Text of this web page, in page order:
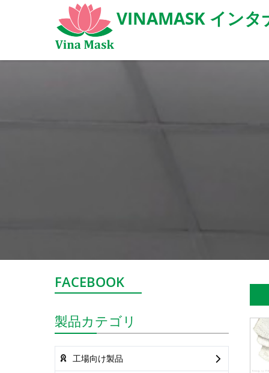
VINAMASK イン
FACEBOOK
製品カテゴリ
工場向け製品